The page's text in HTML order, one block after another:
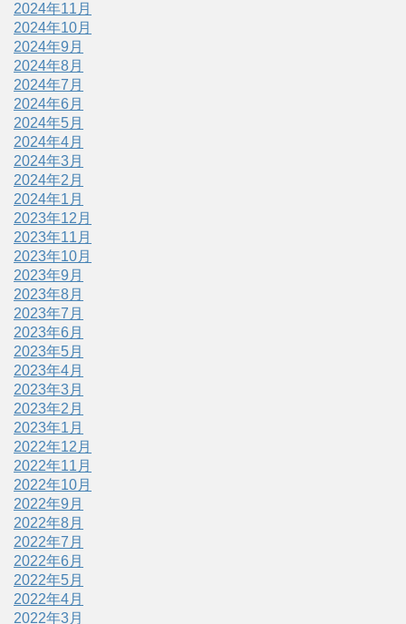
2024年11月
2024年10月
2024年9月
2024年8月
2024年7月
2024年6月
2024年5月
2024年4月
2024年3月
2024年2月
2024年1月
2023年12月
2023年11月
2023年10月
2023年9月
2023年8月
2023年7月
2023年6月
2023年5月
2023年4月
2023年3月
2023年2月
2023年1月
2022年12月
2022年11月
2022年10月
2022年9月
2022年8月
2022年7月
2022年6月
2022年5月
2022年4月
2022年3月